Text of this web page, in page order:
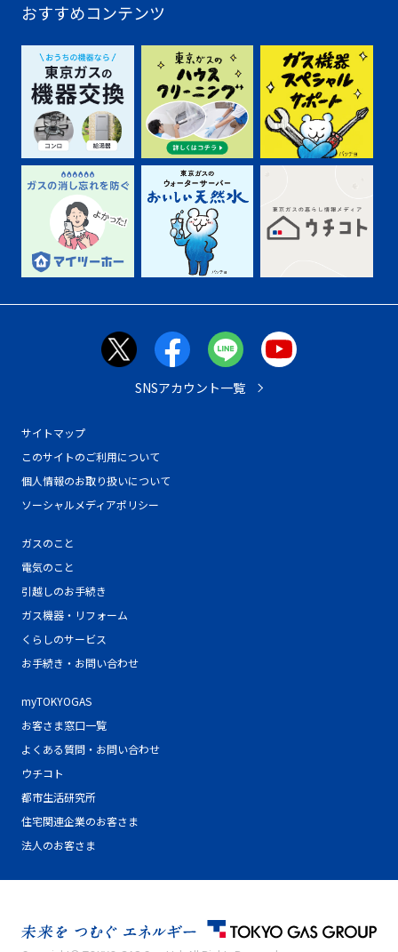
おすすめコンテンツ
サイトマップ
このサイトのご利用について
個人情報のお取り扱いについて
ソーシャルメディアポリシー
ガスのこと
電気のこと
引越しのお手続き
ガス機器・リフォーム
くらしのサービス
お手続き・お問い合わせ
myTOKYOGAS
お客さま窓口一覧
よくある質問・お問い合わせ
ウチコト
都市生活研究所
住宅関連企業のお客さま
法人のお客さま
SNSアカウント一覧